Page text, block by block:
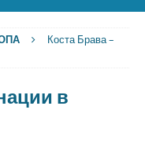
Коста Брава –
в